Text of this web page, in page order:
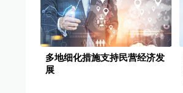
多地细化措施支持民营经济发
展